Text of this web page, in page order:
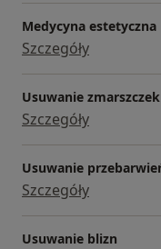
Medycyna estetyczna
Szczegóły
Usuwanie zmarszczek
Szczegóły
Usuwanie
Szczegóły
Usuwanie blizn